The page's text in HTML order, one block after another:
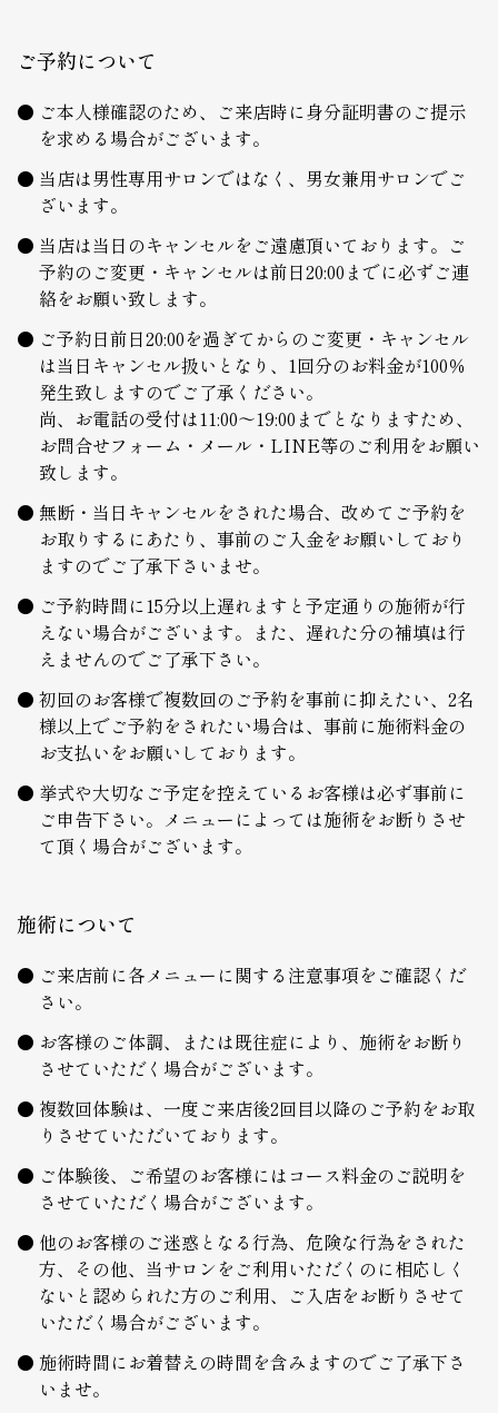
ご予約について
ご本人様確認のため、ご来店時に身分証明書のご提示
を求める場合がございます。
当店は男性専用サロンではなく、男女兼用サロンでご
ざいます。
当店は当日のキャンセルをご遠慮頂いております。ご
予約のご変更・キャンセルは前日20:00までに必ずご連
絡をお願い致します。
ご予約日前日20:00を過ぎてからのご変更・キャンセル
は当日キャンセル扱いとなり、1回分のお料金が100％
発生致しますのでご了承ください。
尚、お電話の受付は11:00～19:00までとなりますため、
お問合せフォーム・メール・LINE等のご利用をお願い
致します。
無断・当日キャンセルをされた場合、改めてご予約を
お取りするにあたり、事前のご入金をお願いしており
ますのでご了承下さいませ。
ご予約時間に15分以上遅れますと予定通りの施術が行
えない場合がございます。また、遅れた分の補填は行
えませんのでご了承下さい。
初回のお客様で複数回のご予約を事前に抑えたい、2名
様以上でご予約をされたい場合は、事前に施術料金の
お支払いをお願いしております。
挙式や大切なご予定を控えているお客様は必ず事前に
ご申告下さい。メニューによっては施術をお断りさせ
て頂く場合がございます。
施術について
ご来店前に各メニューに関する注意事項をご確認くだ
さい。
お客様のご体調、または既往症により、施術をお断り
させていただく場合がございます。
複数回体験は、一度ご来店後2回目以降のご予約をお取
りさせていただいております。
ご体験後、ご希望のお客様にはコース料金のご説明を
させていただく場合がございます。
他のお客様のご迷惑となる行為、危険な行為をされた
方、その他、当サロンをご利用いただくのに相応しく
ないと認められた方のご利用、ご入店をお断りさせて
いただく場合がございます。
施術時間にお着替えの時間を含みますのでご了承下さ
いませ。